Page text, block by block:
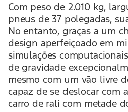
Com peso de 2.010 kg,
pneus de 37 polegadas,
No entanto, graças a um
design aperfeiçoado em
simulações
de gravidade
mesmo com um vão livre
capaz de se deslocar com
carro de rali com metade